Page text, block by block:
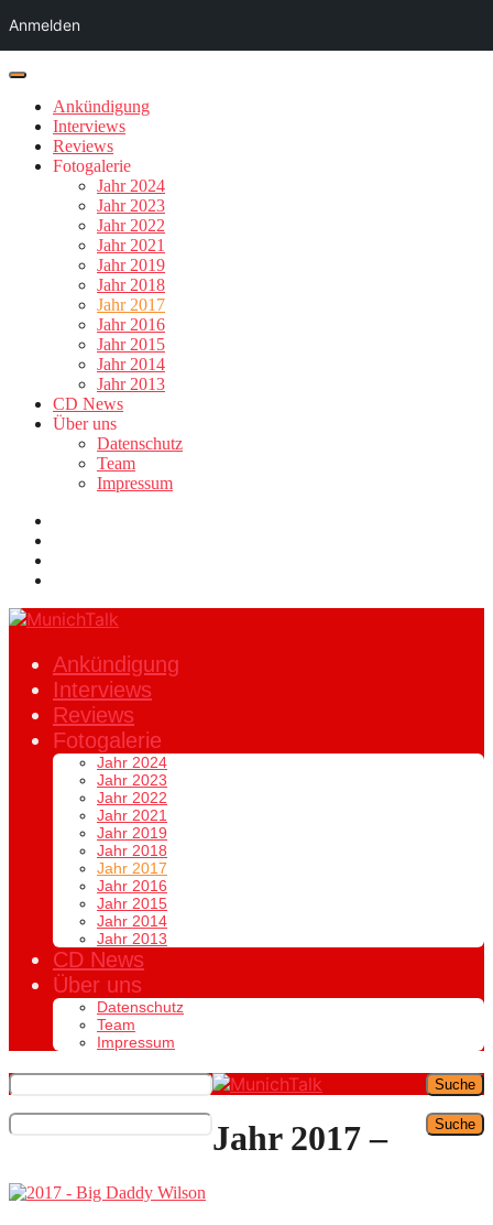
Anmelden
Ankündigung
Interviews
Reviews
Fotogalerie
Jahr 2024
Jahr 2023
Jahr 2022
Jahr 2021
Jahr 2019
Jahr 2018
Jahr 2017
Jahr 2016
Jahr 2015
Jahr 2014
Jahr 2013
CD News
Über uns
Datenschutz
Team
Impressum
Ankündigung
Interviews
Reviews
Fotogalerie
Jahr 2024
Jahr 2023
Jahr 2022
Jahr 2021
Jahr 2019
Jahr 2018
Jahr 2017
Jahr 2016
Jahr 2015
Jahr 2014
Jahr 2013
CD News
Über uns
Datenschutz
Team
Impressum
Suche
Suche
Jahr 2017 –